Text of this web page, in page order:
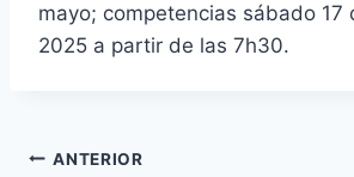
mayo; competencias sábado 17
2025 a partir de las 7h30.
ANTERIOR